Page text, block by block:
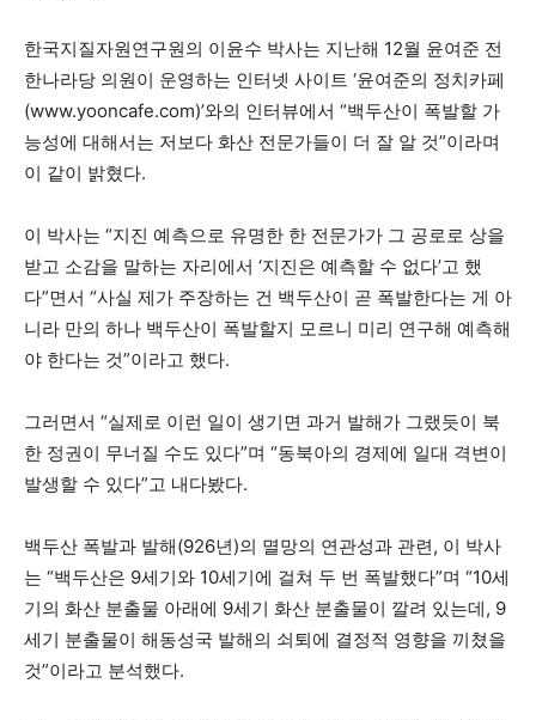
한국지질자원연구원의 이윤수 박사는 지난해 12월 윤여준 전
한나라당 의원이 운영하는 인터넷 사이트 ‘윤여준의 정치카페
(www.yooncafe.com)’와의 인터뷰에서 “백두산이 폭발할 가
능성에 대해서는 저보다 화산 전문가들이 더 잘 알 것”이라며
이 같이 밝혔다.
이 박사는 “지진 예측으로 유명한 한 전문가가 그 공로로 상을
받고 소감을 말하는 자리에서 ‘지진은 예측할 수 없다’고 했
다”면서 “사실 제가 주장하는 건 백두산이 곧 폭발한다는 게 아
니라 만의 하나 백두산이 폭발할지 모르니 미리 연구해 예측해
야 한다는 것”이라고 했다.
그러면서 “실제로 이런 일이 생기면 과거 발해가 그랬듯이 북
한 정권이 무너질 수도 있다”며 “동북아의 경제에 일대 격변이
발생할 수 있다”고 내다봤다.
백두산 폭발과 발해(926년)의 멸망의 연관성과 관련, 이 박사
는 “백두산은 9세기와 10세기에 걸쳐 두 번 폭발했다”며 “10세
기의 화산 분출물 아래에 9세기 화산 분출물이 깔려 있는데, 9
세기 분출물이 해동성국 발해의 쇠퇴에 결정적 영향을 끼쳤을
것”이라고 분석했다.